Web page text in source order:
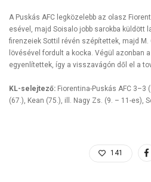
A Puskás AFC legközelebb az olasz
esével, majd Soisalo jobb sarokba küldött
firenzeiek Sottil révén szépítettek, majd
lövésével fordult a kocka. Végül azonban
egyenlítettek, így a visszavágón dől el a
KL-selejtező: Fiorentina-Puskás AFC 3–3
(67.), Kean (75.), ill. Nagy Zs. (9. – 11-es),
141